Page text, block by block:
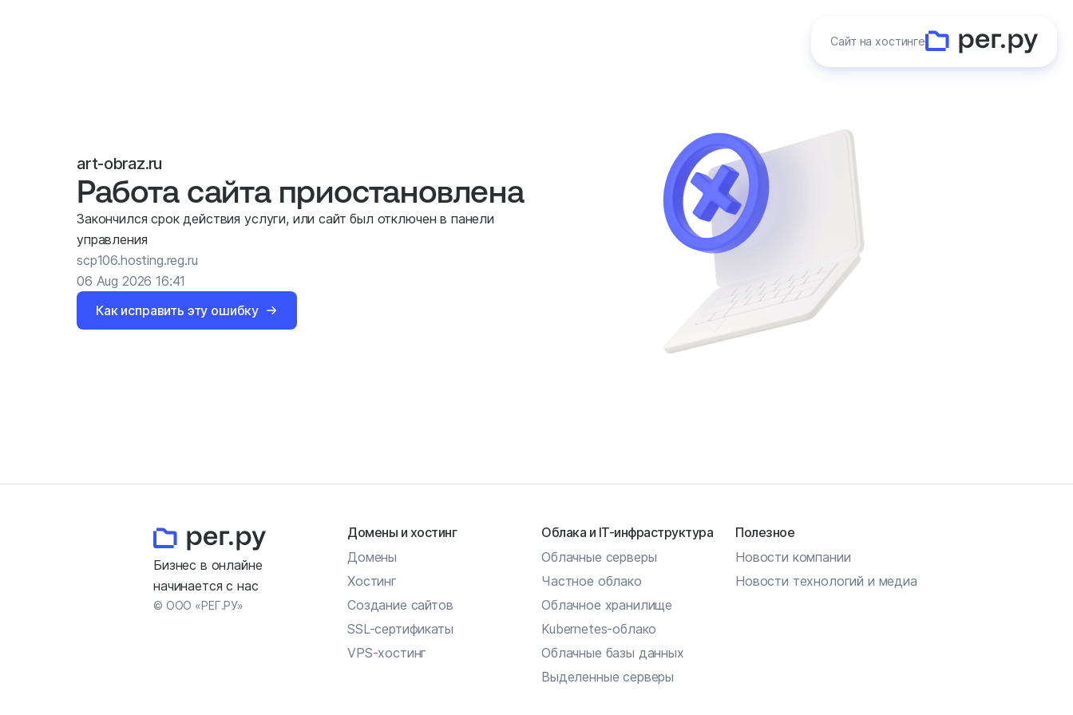
Сайт на хостинге
art-obraz.ru
Работа сайта приостановлена
Закончился срок действия услуги, или сайт был отключен в панели
управления
scp106.hosting.reg.ru
06 Aug 2026 16:41
Как исправить эту ошибку
Бизнес в онлайне
начинается с нас
© ООО «РЕГ.РУ»
Домены и хостинг
Домены
Хостинг
Создание сайтов
SSL-сертификаты
VPS-хостинг
Облака и IT-инфраструктура
Облачные серверы
Частное облако
Облачное хранилище
Kubernetes-облако
Облачные базы данных
Выделенные серверы
Полезное
Новости компании
Новости технологий и медиа